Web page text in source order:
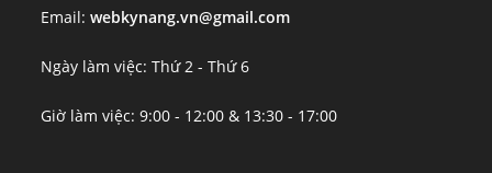
Email:webkynang.vn@gmail.com
Ngày làm việc: Thứ 2 - Thứ 6
Giờ làm việc: 9:00 - 12:00 & 13:30 - 17:00